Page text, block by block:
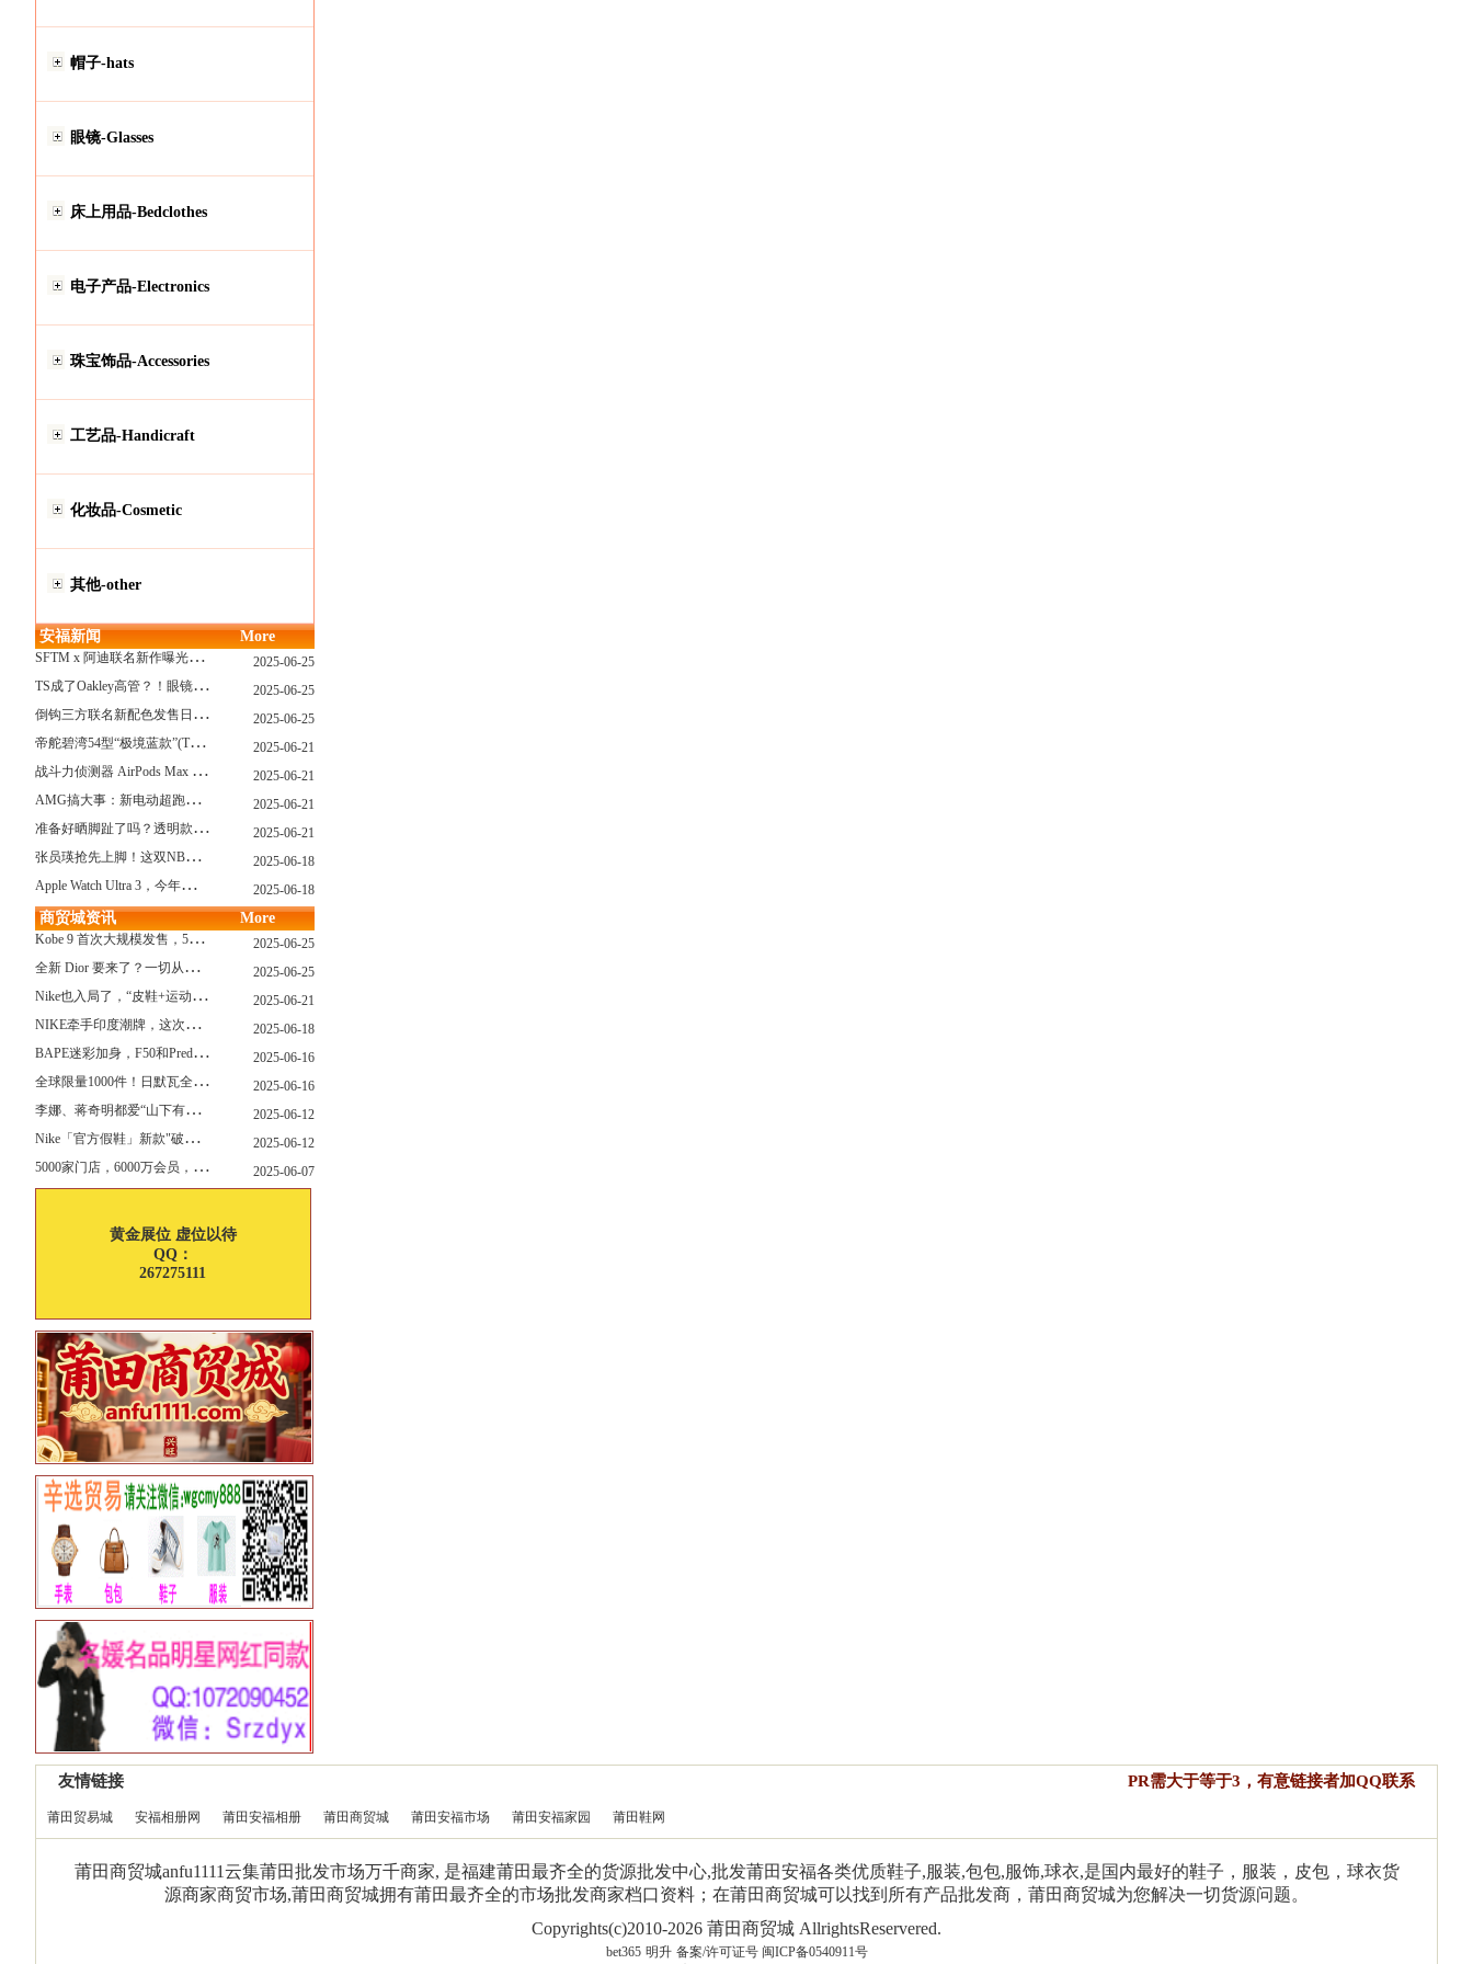
帽子-hats
眼镜-Glasses
床上用品-Bedclothes
电子产品-Electronics
珠宝饰品-Accessories
工艺品-Handicraft
化妆品-Cosmetic
其他-other
安福新闻 More
S
FTM x 阿迪联名新作曝光，「超薄底」风格才是今年最大黑马？ 2025-06-25
T
S成了Oakley高管？！眼镜圈要变天了 2025-06-25
倒
钩三方联名新配色发售日确认，Travis Scott x Chase B 即将登场！ 2025-06-25
帝
舵碧湾54型“极境蓝款”(TUDOR Black Bay 54) 2025-06-21
战
斗力侦测器 AirPods Max 保护壳？？ 龙珠Z x CASETiFY 联名系列发布 2025-06-21
A
MG搞大事：新电动超跑模拟V8声浪 2025-06-21
准
备好晒脚趾了吗？透明款 AF1 要回归了 2025-06-21
张
员瑛抢先上脚！这双NB一看就要火 2025-06-18
A
pple Watch Ultra 3，今年秋天真的要来了？ 2025-06-18
商贸城资讯 More
K
obe 9 首次大规模发售，5双科比新款将同时上线！ 2025-06-25
全
新 Dior 要来了？一切从这只托特包开始说起！ 2025-06-25
N
ike也入局了，“皮鞋+运动鞋”风潮，你喜欢哪一款？ 2025-06-21
N
IKE牵手印度潮牌，这次真的不一样 2025-06-18
B
APE迷彩加身，F50和Predator迎来全新联名 2025-06-16
全
球限量1000件！日默瓦全新多功能设计凳来了 2025-06-16
李
娜、蒋奇明都爱“山下有松”！东方美学包袋，为什么引领风向？ 2025-06-12
N
ike「官方假鞋」新款"破防退出游戏"曝光，确认发售 2025-06-12
5
000家门店，6000万会员，30亿“内衣大王”大手笔分红！ 2025-06-07
黄金展位 虚位以待
QQ：
267275111
友情链接 PR需大于等于3，有意链接者加QQ联系
莆田贸易城 安福相册网 莆田安福相册 莆田商贸城 莆田安福市场 莆田安福家园 莆田鞋网
莆田商贸城anfu1111云集莆田批发市场万千商家, 是福建莆田最齐全的货源批发中心,批发莆田安福各类优质鞋子,服装,包包,服饰,球衣,是国内最好的鞋子，服装，皮包，球衣货
源商家商贸市场,莆田商贸城拥有莆田最齐全的市场批发商家档口资料；在莆田商贸城可以找到所有产品批发商，莆田商贸城为您解决一切货源问题。
Copyrights(c)2010-2026 莆田商贸城 AllrightsReservered.
bet365 明升 备案/许可证号 闽ICP备0540911号